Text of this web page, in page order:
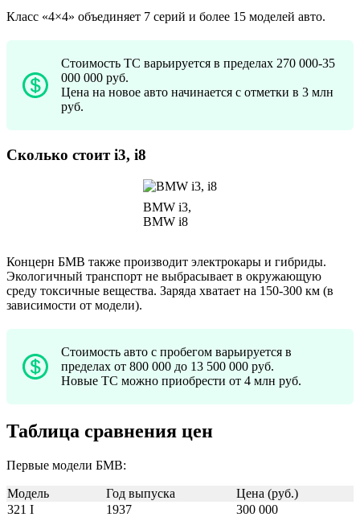
Класс «4×4» объединяет 7 серий и более 15 моделей авто.
Стоимость ТС варьируется в пределах 270 000-35
000 000 руб.
Цена на новое авто начинается с отметки в 3 млн
руб.
Сколько стоит i3, i8
BMW i3,
BMW i8
Концерн БМВ также производит электрокары и гибриды.
Экологичный транспорт не выбрасывает в окружающую
среду токсичные вещества. Заряда хватает на 150-300 км (в
зависимости от модели).
Стоимость авто с пробегом варьируется в
пределах от 800 000 до 13 500 000 руб.
Новые ТС можно приобрести от 4 млн руб.
Таблица сравнения цен
Первые модели БМВ:
Модель Год выпуска
Цена (руб.)
321 I
1937
300 000